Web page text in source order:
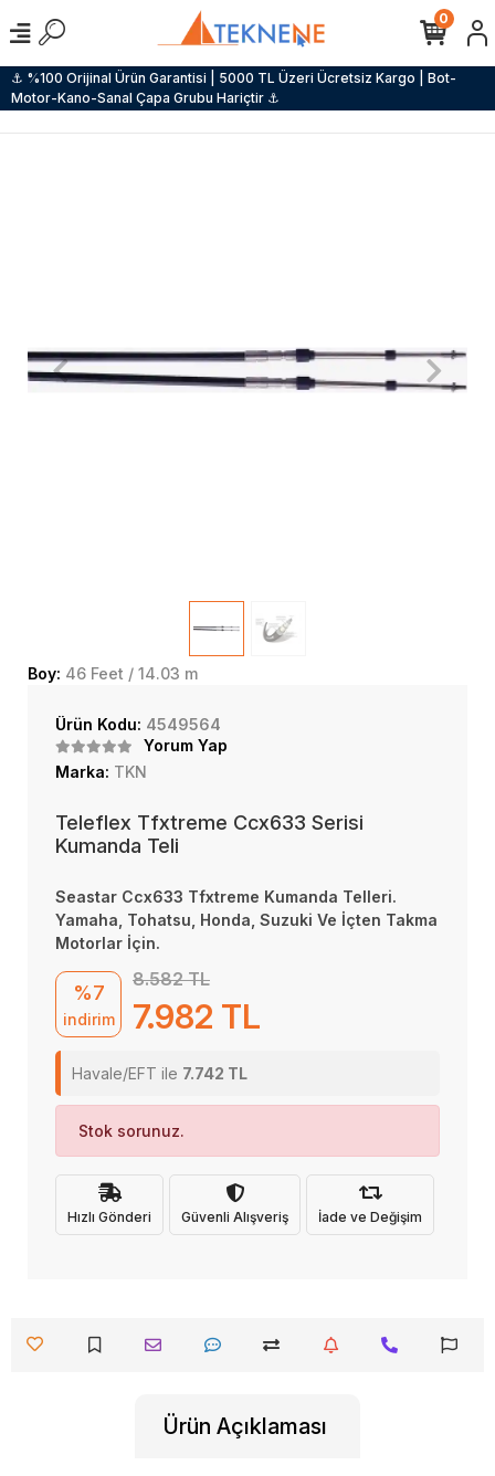
⚓ %100 Orijinal Ürün Garantisi | 5000 TL Üzeri Ücretsiz Kargo | Bot-
Motor-Kano-Sanal Çapa Grubu Hariçtir ⚓
0
Boy: 46 Feet / 14.03 m
Ürün Kodu: 4549564
Yorum Yap
Marka: TKN
Teleflex Tfxtreme Ccx633 Serisi
Kumanda Teli
Seastar Ccx633 Tfxtreme Kumanda Telleri.
Yamaha, Tohatsu, Honda, Suzuki Ve İçten Takma
Motorlar İçin.
%7
indirim
8.582 TL
7.982 TL
Havale/EFT ile 7.742 TL
Stok sorunuz.
Hızlı Gönderi Güvenli Alışveriş İade ve Değişim
Ürün Açıklaması